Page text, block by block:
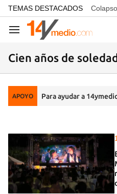
common.go-to-content
TEMAS DESTACADOS
Navegación
Cien años de
APOYO Para ayudar a